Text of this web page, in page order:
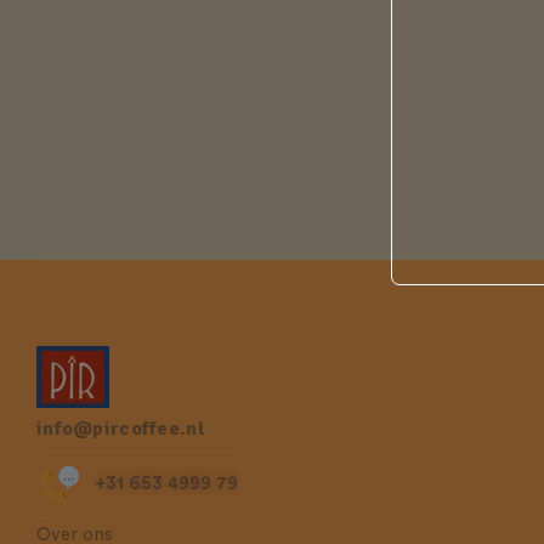
info@pircoffee.nl
+31 653 4999 79
Over ons